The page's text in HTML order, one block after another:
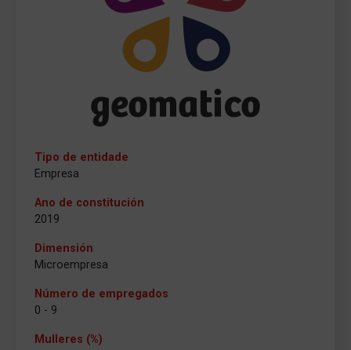
Tipo de entidade
Empresa
Ano de constitución
2019
Dimensión
Microempresa
Número de empregados
0 - 9
Mulleres (%)